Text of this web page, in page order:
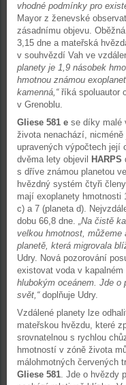
vhodné podmínky pro
Mayor z ženevské
zásadnímu objevu.
3,15 dne a mateřská
v souhvězdí Vah ve
planety je 1,9 násobek
hmotnou známou
kamenná,“říká spoluautor
v Grenoblu.
Gliese 581 e se díky malé
života nenachází,
upravených výpočtech její
dvěma lety objevil
HARPS
s dříve známou planetou
hvězdný systém čtyři
mají exoplanety hmotnosti
c) a 7 (planeta d).
dobu 66,8 dne. „Na čistě
velkou hmotnost, můžeme
planetě, která migrovala
Udry. Nová pozorování
existovat voda v kapalném
hlubokým oceánem. Jde o
svět,“ doplňuje Udry.
Vzdálené planety lze
mateřskou hvězdu, které
srovnatelnou s rychlou
hmotností v zóně života
málohmotných červených
Gliese 581. Jde o hvězdy